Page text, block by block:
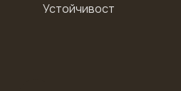
Устойчивост